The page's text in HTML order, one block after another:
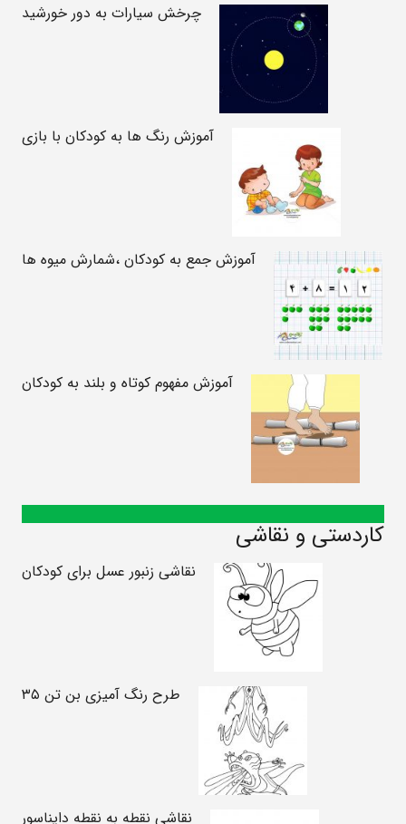
چرخش سیارات به دور خورشید
آموزش رنگ ها به کودکان با بازی
آموزش جمع به کودکان ،شمارش میوه ها
آموزش مفهوم کوتاه و بلند به کودکان
کاردستی و نقاشی
نقاشی زنبور عسل برای کودکان
طرح رنگ آمیزی بن تن ۳۵
نقاشی نقطه به نقطه دایناسور